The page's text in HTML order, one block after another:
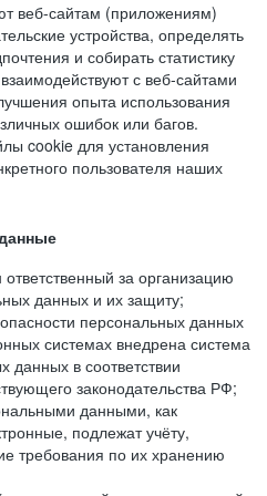
веб-сайтам (приложениям)
устройства, определять
и собирать статистику
с веб-сайтами
опыта использования
ошибок или багов.
cookie для установления
пользователя наших
за организацию
данных и их защиту;
персональных данных
системах внедрена система
данных в соответствии
законодательства РФ;
данными, как
подлежат учёту,
требования по их хранению